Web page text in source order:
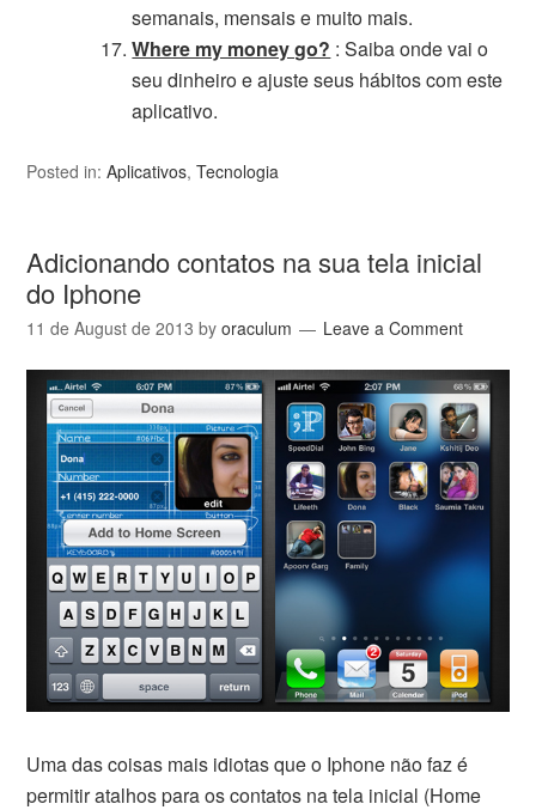
semanais, mensais e muito mais.
Where my money go? : Saiba onde vai o
seu dinheiro e ajuste seus hábitos com este
aplicativo.
Posted in:Aplicativos,Tecnologia
Adicionando contatos na sua tela inicial
do Iphone
11 de August de 2013 byoraculum Leave a Comment
Uma das coisas mais idiotas que o Iphone não faz é
permitir atalhos para os contatos na tela inicial (Home